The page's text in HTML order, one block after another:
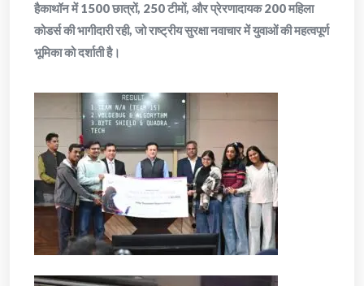
हैकाथॉन में 1500 छात्रों, 250 टीमों, और प्रेरणादायक 200 महिला
कोडर्स की भागीदारी रही, जो राष्ट्रीय सुरक्षा नवाचार में युवाओं की महत्वपूर्ण
भूमिका को दर्शाती है।